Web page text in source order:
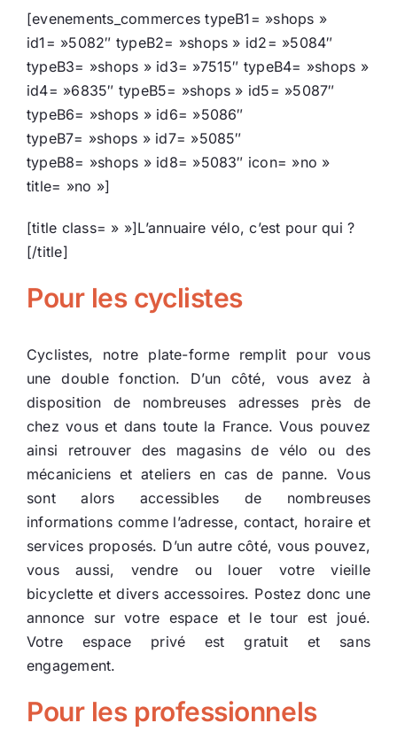
Ecologie
[evenements_commerces typeB1= »shops »
id1= »5082″ typeB2= »shops » id2= »5084″
typeB3= »shops » id3= »7515″ typeB4= »shops »
id4= »6835″ typeB5= »shops » id5= »5087″
typeB6= »shops » id6= »5086″
typeB7= »shops » id7= »5085″
typeB8= »shops » id8= »5083″ icon= »no »
title= »no »]
[title class= » »]L’annuaire vélo, c’est pour qui ?
[/title]
Pour les cyclistes
Cyclistes, notre plate-forme remplit pour vous
une double fonction. D’un côté, vous avez à
disposition de nombreuses adresses près de
chez vous et dans toute la France. Vous pouvez
ainsi retrouver des magasins de vélo ou des
mécaniciens et ateliers en cas de panne. Vous
sont alors accessibles de nombreuses
informations comme l’adresse, contact, horaire et
services proposés. D’un autre côté, vous pouvez,
vous aussi, vendre ou louer votre vieille
bicyclette et divers accessoires. Postez donc une
annonce sur votre espace et le tour est joué.
Votre espace privé est gratuit et sans
engagement.
Pour les professionnels